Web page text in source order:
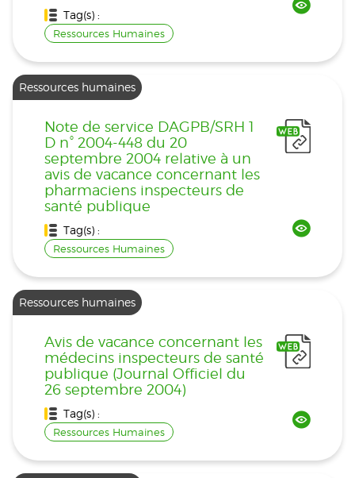
Tag(s) :
Ressources Humaines
Ressources humaines
Note de service DAGPB/SRH 1
D n° 2004-448 du 20
septembre 2004 relative à un
avis de vacance concernant les
pharmaciens inspecteurs de
santé publique
Tag(s) :
Ressources Humaines
Ressources humaines
Avis de vacance concernant les
médecins inspecteurs de santé
publique (Journal Officiel du
26 septembre 2004)
Tag(s) :
Ressources Humaines